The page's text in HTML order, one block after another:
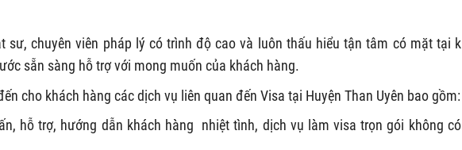
sư, chuyên viên pháp lý có trình độ cao và luôn thấu hiểu tận tâm có mặt tại
sẵn sàng hỗ trợ với mong muốn của khách hàng.
cho khách hàng các dịch vụ liên quan đến Visa tại Huyện Than Uyên bao gồm:
hỗ trợ, hướng dẫn khách hàng nhiệt tình, dịch vụ làm visa trọn gói không